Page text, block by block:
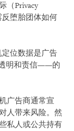
（Privacy
反堕胎团体如何
定位数据是广告
明和责信——的
广告商通常宣
人带来风险。然
私人或公共持有